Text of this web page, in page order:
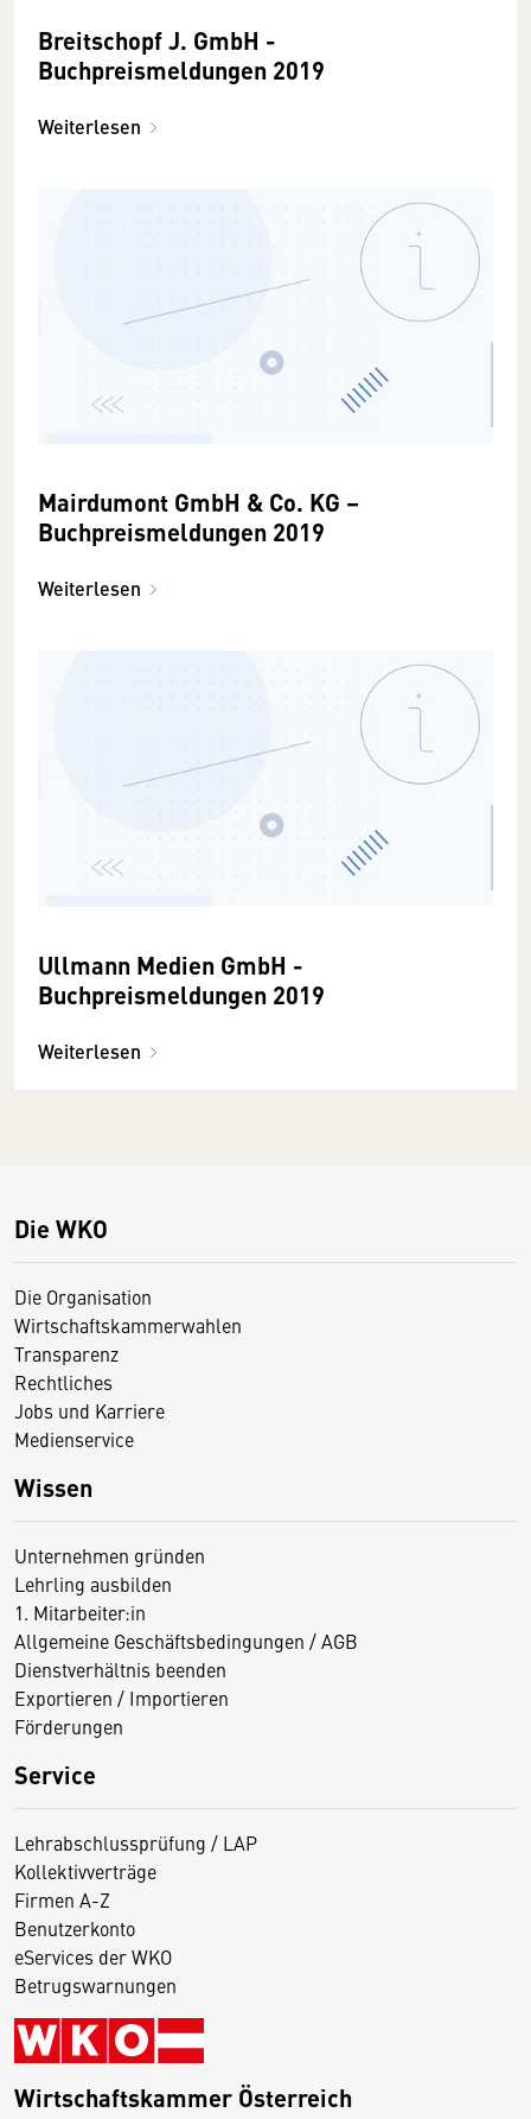
Breitschopf J. GmbH -
Buchpreismeldungen 2019
Weiterlesen
Mairdumont GmbH & Co. KG –
Buchpreismeldungen 2019
Weiterlesen
Ullmann Medien GmbH -
Buchpreismeldungen 2019
Weiterlesen
Die WKO
Die Organisation
Wirtschaftskammerwahlen
Transparenz
Rechtliches
Jobs und Karriere
Medienservice
Wissen
Unternehmen gründen
Lehrling ausbilden
1. Mitarbeiter:in
Allgemeine Geschäftsbedingungen / AGB
Dienstverhältnis beenden
Exportieren / Importieren
Förderungen
Service
Lehrabschlussprüfung / LAP
Kollektivverträge
Firmen A-Z
Benutzerkonto
eServices der WKO
Betrugswarnungen
Wirtschaftskammer Österreich